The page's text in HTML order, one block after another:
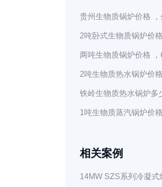
贵州生物质锅炉价格
2吨卧式生物质锅炉价
两吨生物质锅炉价格
2吨生物质热水锅炉价
铁岭生物质热水锅炉多
1吨生物质蒸汽锅炉价
相关案例
14MW SZS系列冷凝